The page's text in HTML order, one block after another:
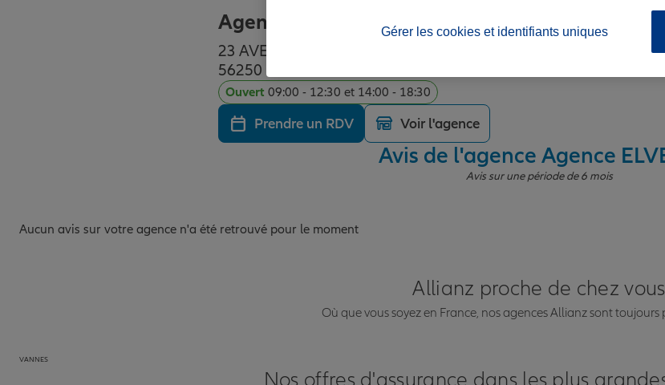
Agence ELVEN
23 AVENUE DE L'ARGOET
56250 ELVEN
Ouvert 09:00 - 12:30 et 14:00 - 18:30
Prendre un RDV Voir l'agence
Avis de l'agence Agence
Avis sur une période de 6 mois
Aucun avis sur votre agence n'a été retrouvé pour le moment
Allianz proche de chez vous
Où que vous soyez en France, nos agences Allianz sont toujours
VANNES
Gérer les cookies et identifiants uniques